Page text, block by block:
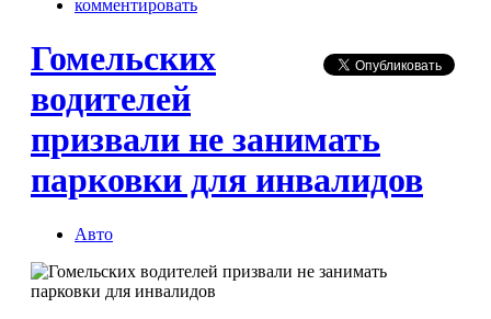
комментировать
Гомельских
водителей
призвали не занимать
парковки для инвалидов
Авто